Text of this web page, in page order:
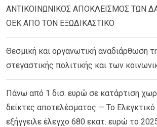
ΑΝΤΙΚΟΙΝΩΝΙΚΟΣ ΑΠΟΚΛΕΙΣΜΟΣ ΤΩΝ
ΟΕΚ ΑΠΟ ΤΟΝ ΕΞΩΔΙΚΑΣΤΙΚΟ
Θεσμική και οργανωτική αναδιάρθωση
στεγαστικής πολιτικής και των
Πάνω από 1 δισ. ευρώ σε κατάρτιση
δείκτες αποτελέσματος — Το Ελεγκτικό
εξήγγειλε έλεγχο 680 εκατ. ευρώ το